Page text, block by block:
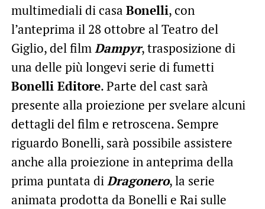
multimediali di casa Bonelli, con
l’anteprima il 28 ottobre al Teatro del
Giglio, del filmDampyr, trasposizione di
una delle più longevi serie di fumetti
Bonelli Editore. Parte del cast sarà
presente alla proiezione per svelare alcuni
dettagli del film e retroscena. Sempre
riguardo Bonelli, sarà possibile assistere
anche alla proiezione in anteprima della
prima puntata diDragonero, la serie
animata prodotta da Bonelli e Rai sulle